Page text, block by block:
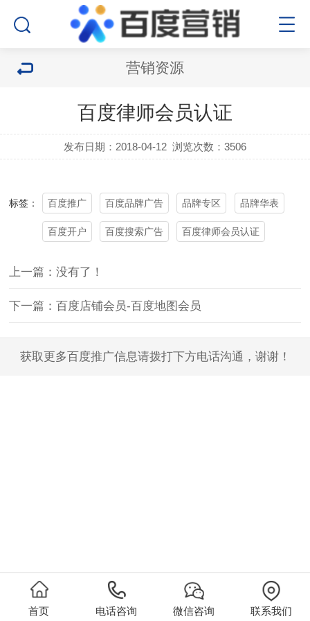
营销资源
百度律师会员认证
发布日期：2018-04-12 浏览次数：3506
标签： 百度推广 百度品牌广告 品牌专区 品牌华表
百度开户 百度搜索广告 百度律师会员认证
上一篇：没有了！
下一篇：百度店铺会员-百度地图会员
获取更多百度推广信息请拨打下方电话沟通，谢谢！
首页 电话咨询 微信咨询 联系我们